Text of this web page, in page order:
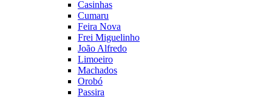
Casinhas
Cumaru
Feira Nova
Frei Miguelinho
João Alfredo
Limoeiro
Machados
Orobó
Passira